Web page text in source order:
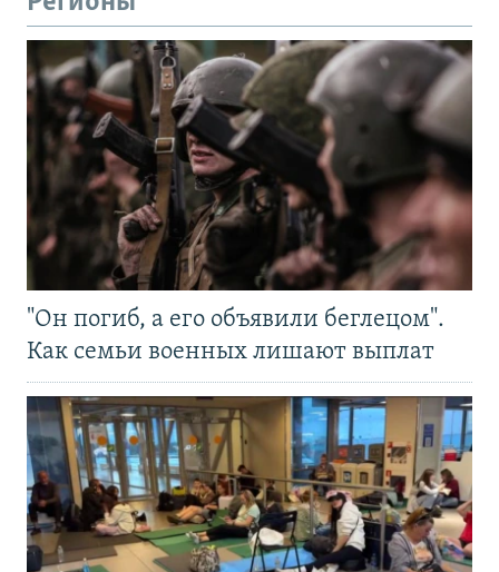
"Он погиб, а его объявили беглецом".
Как семьи военных лишают выплат